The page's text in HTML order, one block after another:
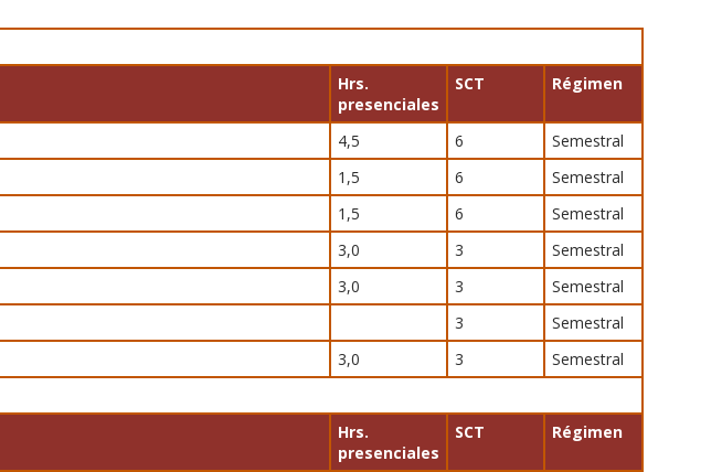
Hrs.
presenciales
SCT Régimen
4,5 6
Semestral
1,5 6
Semestral
1,5 6
Semestral
3,0 3
Semestral
3,0 3
Semestral
3
Semestral
3,0 3 Semestral
Hrs.
presenciales
SCT Régimen